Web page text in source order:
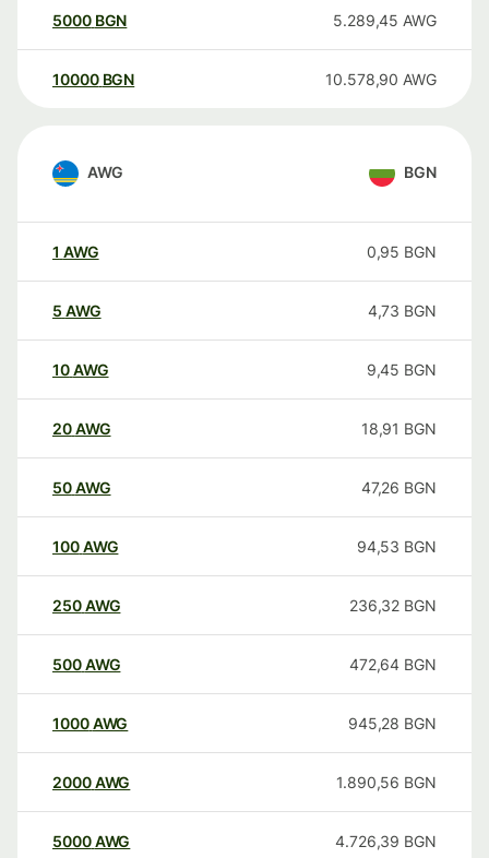
5000 BGN 5.289,45 AWG
10000 BGN 10.578,90 AWG
AWG BGN
1 AWG 0,95 BGN
5 AWG 4,73 BGN
10AWG 9,45 BGN
20AWG 18,91 BGN
50AWG 47,26 BGN
100AWG 94,53 BGN
250AWG 236,32 BGN
500AWG 472,64 BGN
1000AWG 945,28 BGN
2000AWG 1.890,56 BGN
5000AWG 4.726,39 BGN